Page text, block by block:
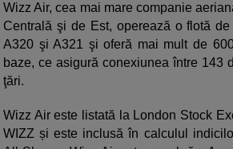
Wizz Air, cea mai mare companie
Centrală şi de Est, operează o flotă
A320 şi A321 şi oferă mai mult de
baze, ce asigură conexiunea între 143
ţări.
Wizz Air este listată la London Stock
WIZZ și este inclusă în calculul